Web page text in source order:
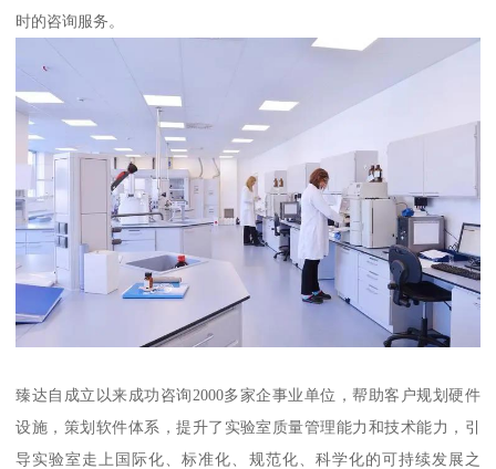
时的咨询服务。
臻达自成立以来成功咨询2000多家企事业单位，帮助客户规划硬件
设施，策划软件体系，提升了实验室质量管理能力和技术能力，引
导实验室走上国际化、标准化、规范化、科学化的可持续发展之